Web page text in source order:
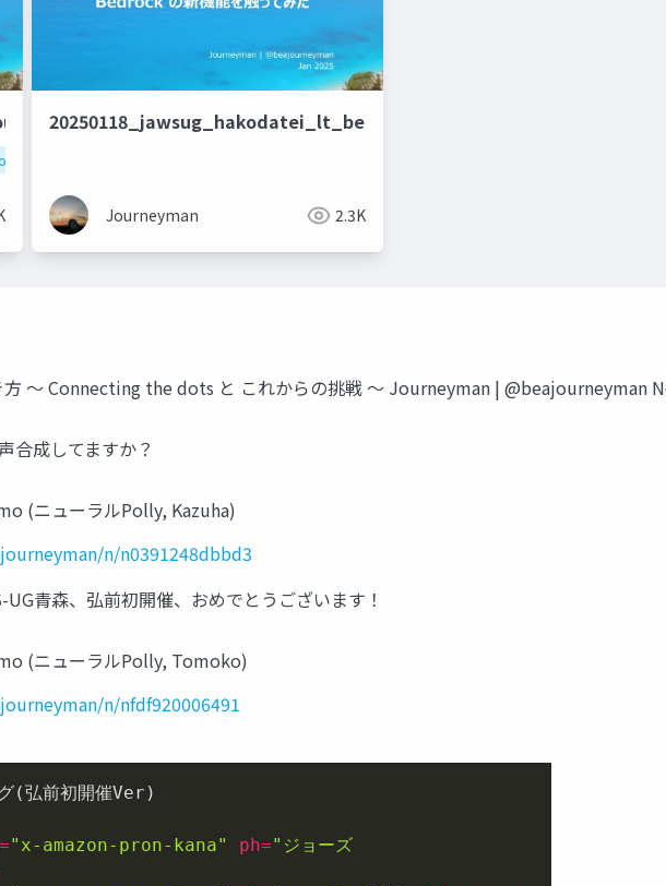
20250118_jawsug_hakodatei_lt_beajouneyman
Journeyman 2.3K
方 〜 Connecting the dots と これからの挑戦 〜 Journeyman | @beajourneyman
合成してますか？
(ニューラルPolly, Kazuha)
n/n0391248dbbd3
青森、弘前初開催、おめでとうございます！
(ニューラルPolly, Tomoko)
n/nfdf920006491
="x-amazon-pron-kana" ph="ジョーズ